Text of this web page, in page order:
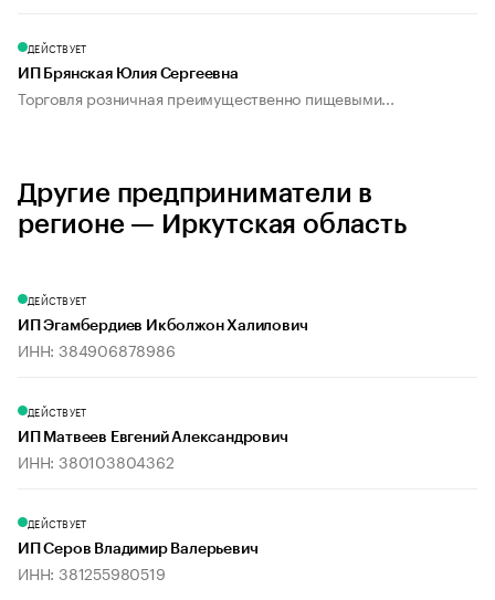
ДЕЙСТВУЕТ
ИП Брянская Юлия Сергеевна
Торговля розничная преимущественно пищевыми...
Другие предприниматели в
регионе — Иркутская область
ДЕЙСТВУЕТ
ИП Эгамбердиев Икболжон Халилович
ИНН: 384906878986
ДЕЙСТВУЕТ
ИП Матвеев Евгений Александрович
ИНН: 380103804362
ДЕЙСТВУЕТ
ИП Серов Владимир Валерьевич
ИНН: 381255980519